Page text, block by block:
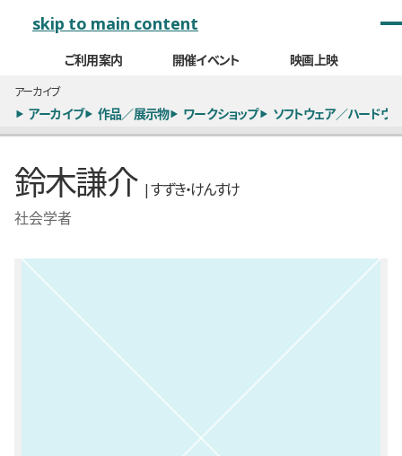
skip to main content
ご利用案内 開催イベント 映画上映
アーカイブ
アーカイブ 作品／展示物 ワークショップ ソフトウェア／ハードウ
鈴木謙介 | すずき・けんすけ
社会学者